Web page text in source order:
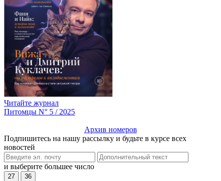
Читайте журнал
Питомцы N° 5 / 2025
Архив номеров
Подпишитесь на нашу рассылку и будьте в курсе всех
новостей
и выберите большее число
27 36